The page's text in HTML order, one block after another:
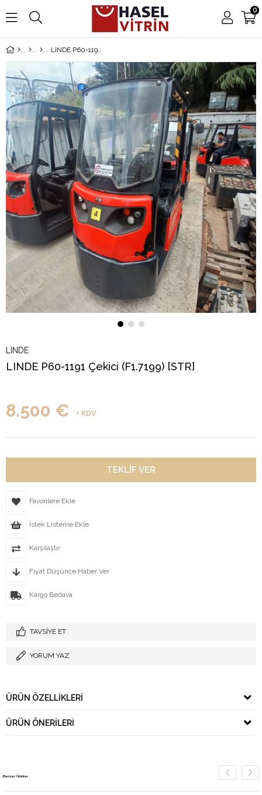
0
LINDE P60-1191 Çekici (F1.7199) [STR]
LINDE
LINDE P60-1191 Çekici (F1.7199) [STR]
8.500 € + KDV
Favorilere Ekle
İstek Listeme Ekle
Karşılaştır
Fiyat Düşünce Haber Ver
Kargo Bedava
TAVSIYE ET
YORUM YAZ
ÜRÜN ÖZELLIKLERI
ÜRÜN ÖNERILERI
Benzer Ürünler